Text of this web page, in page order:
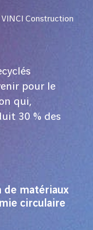
Construction
pour le
qui,
30 % des
de matériaux
circulaire